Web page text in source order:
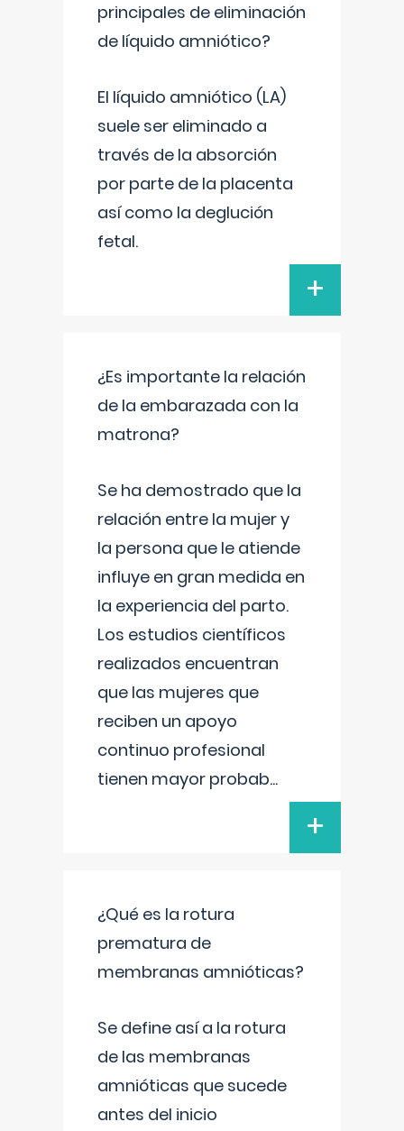
principales de eliminación
de líquido amniótico?
El líquido amniótico (LA)
suele ser eliminado a
través de la absorción
por parte de la placenta
así como la deglución
fetal.
+
¿Es importante la relación
de la embarazada con la
matrona?
Se ha demostrado que la
relación entre la mujer y
la persona que le atiende
influye en gran medida en
la experiencia del parto.
Los estudios científicos
realizados encuentran
que las mujeres que
reciben un apoyo
continuo profesional
tienen mayor probab...
+
¿Qué es la rotura
prematura de
membranas amnióticas?
Se define así a la rotura
de las membranas
amnióticas que sucede
antes del inicio